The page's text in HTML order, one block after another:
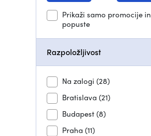
Prikaži samo promocije in
popuste
Razpoložljivost
Na zalogi (28)
Bratislava (21)
Budapest(8)
Praha (11)